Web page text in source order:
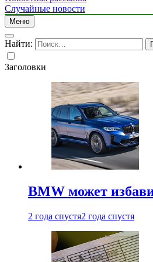
Случайные новости
Меню
Найти:
Заголовки
BMW может
2 года спустя2 года спустя